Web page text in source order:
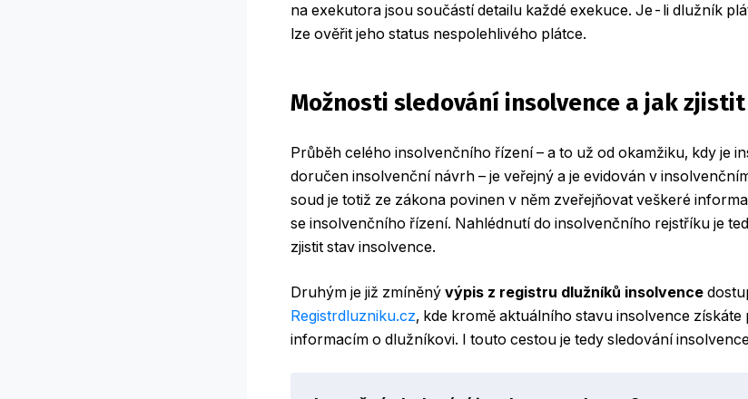
na exekutora jsou součástí detailu každé exekuce. Je-li dlužník
lze ověřit jeho status nespolehlivého plátce.
Možnosti sledování insolvence a jak
Průběh celého insolvenčního řízení – a to už od okamžiku, kdy je
doručen insolvenční návrh – je veřejný a je evidován v
soud je totiž ze zákona povinen v něm zveřejňovat veškeré
se insolvenčního řízení. Nahlédnutí do insolvenčního rejstříku je
zjistit stav insolvence.
Druhým je již zmíněný výpis z registru dlužníků insolvence
Registrdluzniku.cz, kde kromě aktuálního stavu insolvence získáte
informacím o dlužníkovi. I touto cestou je tedy sledování